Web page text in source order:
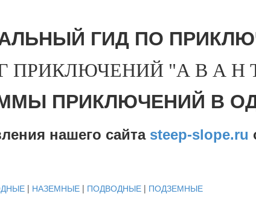
ГИД ПО
ПРИКЛЮЧЕНИЙ "А В А Н
ПРИКЛЮЧЕНИЙ В
нашего сайта steep-slope.ru
| НАЗЕМНЫЕ | ПОДВОДНЫЕ | ПОДЗЕМНЫЕ